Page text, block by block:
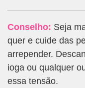
Conselho: Seja
quer e cuide das
arrepender.
ioga ou qualquer
essa tensão.